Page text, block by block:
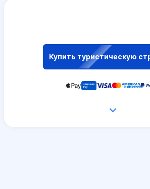
Купить туристическую